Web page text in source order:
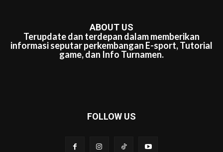
ABOUT US
Terupdate dan terdepan dalam memberikan
informasi seputar perkembangan E-sport, Tutorial
game, dan Info Turnamen.
FOLLOW US